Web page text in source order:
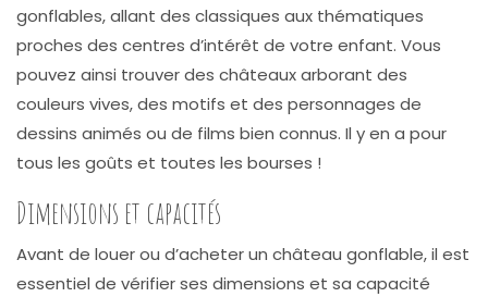
gonflables, allant des classiques aux thématiques
proches des centres d’intérêt de votre enfant. Vous
pouvez ainsi trouver des châteaux arborant des
couleurs vives, des motifs et des personnages de
dessins animés ou de films bien connus. Il y en a pour
tous les goûts et toutes les bourses !
Dimensions et capacités
Avant de louer ou d’acheter un château gonflable, il est
essentiel de vérifier ses dimensions et sa capacité